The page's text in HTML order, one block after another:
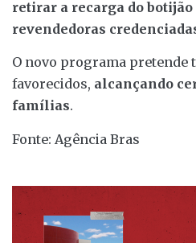
retirar a recarga do botijão
revendedoras
O novo programa
favorecidos, alcançando
famílias.
Fonte: Agência Bras